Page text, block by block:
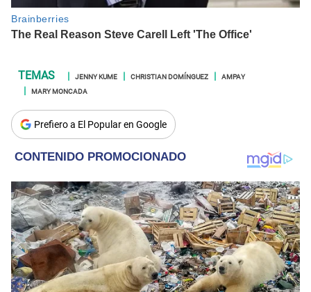
JENNY KUME CHRISTIAN DOMÍNGUEZ
AMPAY
MARY MONCADA
Prefiero a El Popular en Google